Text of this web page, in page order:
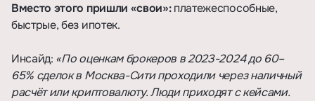
Вместо этого пришли «свои»:платежеспособные,
быстрые, без ипотек.
Инсайд: «По оценкам брокеров в 2023-2024 до 60–
65% сделок в Москва-Сити проходили через наличный
расчёт или криптовалюту. Люди приходят с кейсами.